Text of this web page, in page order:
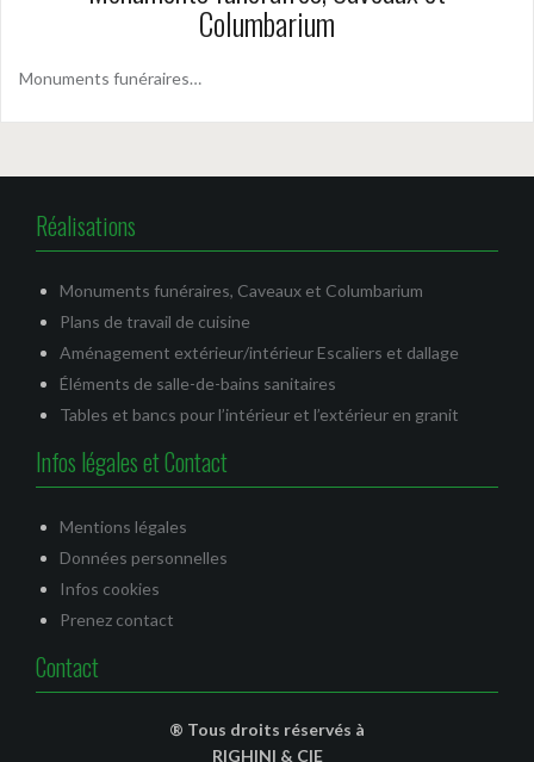
Columbarium
Monuments funéraires…
Réalisations
Monuments funéraires, Caveaux et Columbarium
Plans de travail de cuisine
Aménagement extérieur/intérieur Escaliers et dallage
Éléments de salle-de-bains sanitaires
Tables et bancs pour l’intérieur et l’extérieur en granit
Infos légales et Contact
Mentions légales
Données personnelles
Infos cookies
Prenez contact
Contact
® Tous droits réservés à
RIGHINI & CIE